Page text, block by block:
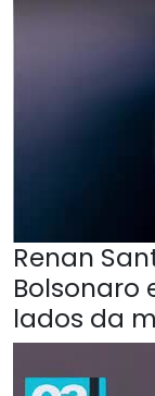
Renan
Bolsonaro
lados da